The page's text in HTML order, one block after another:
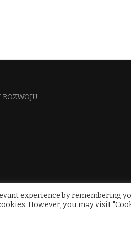
experience by remembering
However, you may visit